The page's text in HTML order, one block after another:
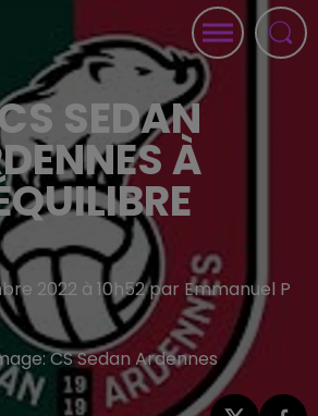
SEDAN
À
2022 à 10h52 par Emmanuel P
CS Sedan Ardennes